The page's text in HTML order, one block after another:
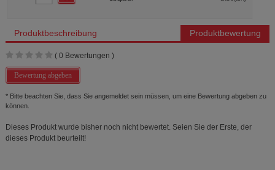
Produktbeschreibung Produktbewertung
( 0 Bewertungen )
Bewertung abgeben
* Bitte beachten Sie, dass Sie angemeldet sein müssen, um eine Bewertung abgeben zu
können.
Dieses Produkt wurde bisher noch nicht bewertet. Seien Sie der Erste, der
dieses Produkt beurteilt!